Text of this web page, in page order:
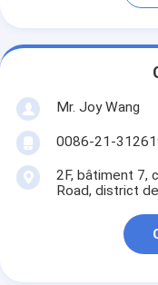
Mr. Joy Wang
0086-21-
2F, bâtiment 7,
Road, district